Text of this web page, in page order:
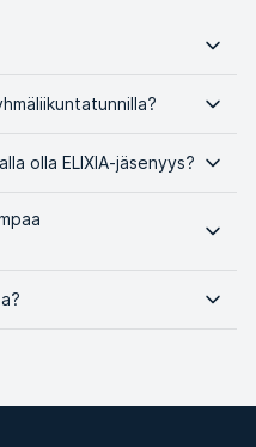
olla ELIXIA-jäsenyys?